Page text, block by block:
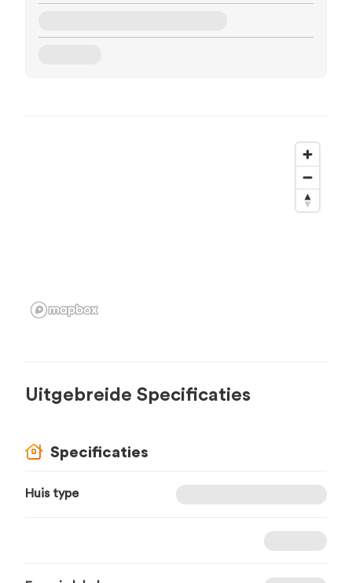
Uitgebreide Specificaties
Specificaties
Huis type